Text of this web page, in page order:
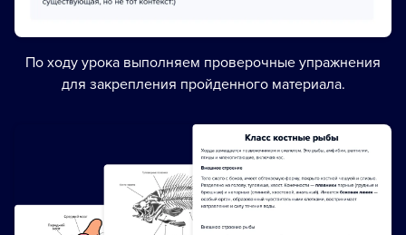
По ходу урока выполняем проверочные упражнения
для закрепления пройденного материала.